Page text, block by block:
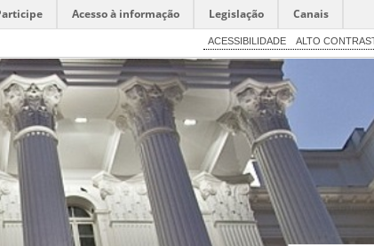
Acesso à informação Legislação Canais
ACESSIBILIDADE ALTO